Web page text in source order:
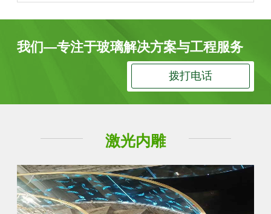
我们—专注于玻璃解决方案与工程服务
拨打电话
激光内雕